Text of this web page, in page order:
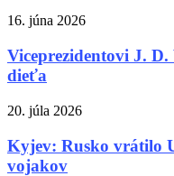
16. júna 2026
Viceprezidentovi J.
dieťa
20. júla 2026
Kyjev: Rusko vrátilo
vojakov